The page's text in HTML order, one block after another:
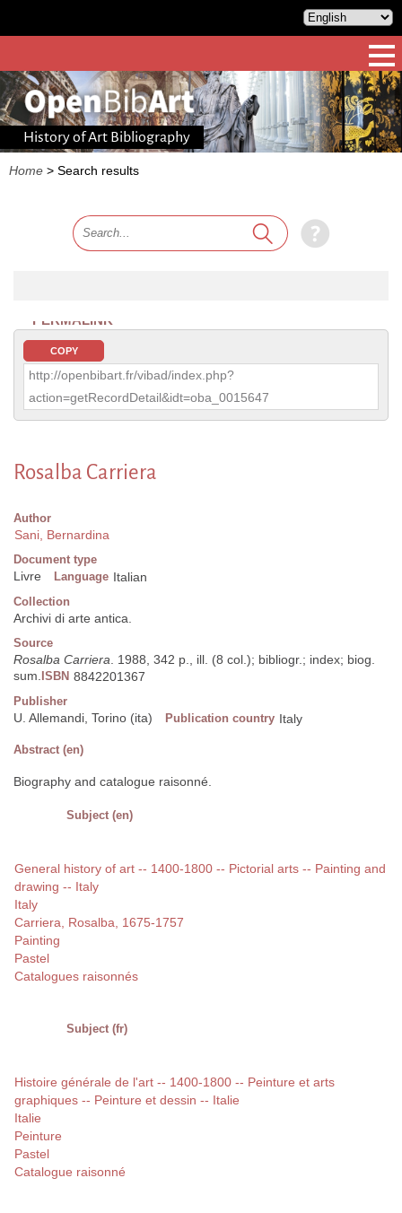
History of Art Bibliography
Home > Search results
PERMALINK
COPY
http://openbibart.fr/vibad/index.php?
action=getRecordDetail&idt=oba_0015647
Rosalba Carriera
Author
Sani, Bernardina
Document type
Livre Language Italian
Collection
Archivi di arte antica.
Source
Rosalba Carriera. 1988, 342 p., ill. (8 col.); bibliogr.; index; biog.
sum. ISBN 8842201367
Publisher
U. Allemandi, Torino (ita) Publication country Italy
Abstract (en)
Biography and catalogue raisonné.
Subject (en)
General history of art -- 1400-1800 -- Pictorial arts -- Painting and
drawing -- Italy
Italy
Carriera, Rosalba, 1675-1757
Painting
Pastel
Catalogues raisonnés
Subject (fr)
Histoire générale de l'art -- 1400-1800 -- Peinture et arts
graphiques -- Peinture et dessin -- Italie
Italie
Peinture
Pastel
Catalogue raisonné